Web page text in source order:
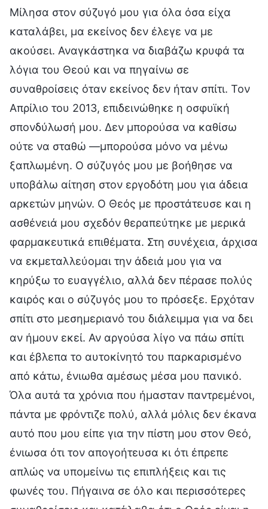
Μίλησα στον σύζυγό μου για όλα όσα είχα
καταλάβει, μα εκείνος δεν έλεγε να με
ακούσει. Αναγκάστηκα να διαβάζω κρυφά τα
λόγια του Θεού και να πηγαίνω σε
συναθροίσεις όταν εκείνος δεν ήταν σπίτι. Τον
Απρίλιο του 2013, επιδεινώθηκε η οσφυϊκή
σπονδύλωσή μου. Δεν μπορούσα να καθίσω
ούτε να σταθώ —μπορούσα μόνο να μένω
ξαπλωμένη. Ο σύζυγός μου με βοήθησε να
υποβάλω αίτηση στον εργοδότη μου για άδεια
αρκετών μηνών. Ο Θεός με προστάτευσε και η
ασθένειά μου σχεδόν θεραπεύτηκε με μερικά
φαρμακευτικά επιθέματα. Στη συνέχεια, άρχισα
να εκμεταλλεύομαι την άδειά μου για να
κηρύξω το ευαγγέλιο, αλλά δεν πέρασε πολύς
καιρός και ο σύζυγός μου το πρόσεξε. Ερχόταν
σπίτι στο μεσημεριανό του διάλειμμα για να δει
αν ήμουν εκεί. Αν αργούσα λίγο να πάω σπίτι
και έβλεπα το αυτοκίνητό του παρκαρισμένο
από κάτω, ένιωθα αμέσως μέσα μου πανικό.
Όλα αυτά τα χρόνια που ήμασταν παντρεμένοι,
πάντα με φρόντιζε πολύ, αλλά μόλις δεν έκανα
αυτό που μου είπε για την πίστη μου στον Θεό,
ένιωσα ότι τον απογοήτευσα κι ότι έπρεπε
απλώς να υπομείνω τις επιπλήξεις και τις
φωνές του. Πήγαινα σε όλο και περισσότερες